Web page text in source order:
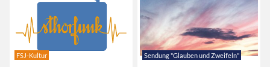
FSJ-Kultur Sendung "Glauben und Zweifeln"